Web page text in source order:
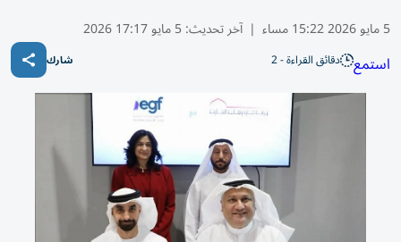
5 مايو 2026 15:22 مساء | آخر تحديث:5 مايو 17:17 2026
استمع دقائق القراءة - 2 شارك